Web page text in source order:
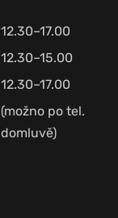
12.30–17.00
12.30–15.00
12.30–17.00
(možno po tel.
domluvě)